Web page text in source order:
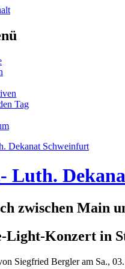
Tag
Luth.
zwischen Main
Light-Konzert in
Siegfried Bergleram Sa.,